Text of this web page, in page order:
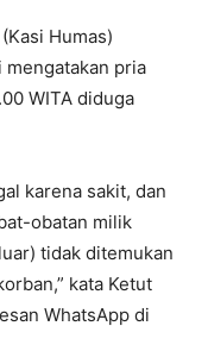
Humas)
mengatakan pria
WITA diduga
karena sakit, dan
obatan milik
tidak ditemukan
kata Ketut
WhatsApp di